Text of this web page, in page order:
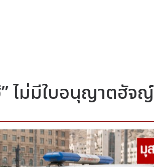
ไม่มีใบอนุญาตฮัจญ์